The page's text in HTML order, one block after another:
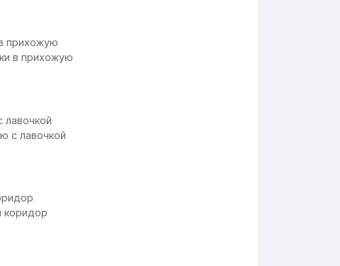
в прихожую
с лавочкой
коридор